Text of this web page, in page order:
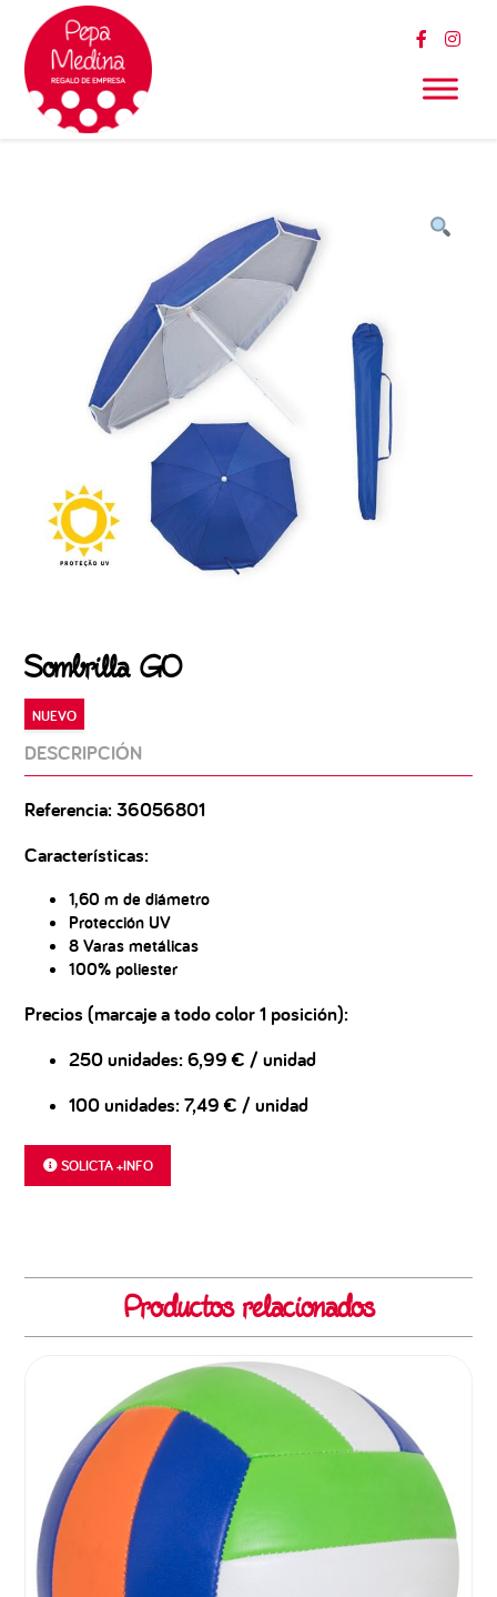
Sombrilla GO
NUEVO
DESCRIPCIÓN
Referencia: 36056801
Características:
1,60 m de diámetro
Protección UV
8 Varas metálicas
100% poliester
Precios (marcaje a todo color 1 posición):
250 unidades: 6,99 € / unidad
100 unidades: 7,49 € / unidad
SOLICTA +INFO
Productos relacionados